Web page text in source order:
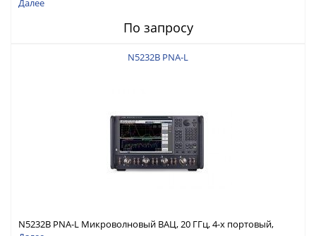
Далее
По запросу
N5232B PNA-L
N5232B PNA-L Микроволновый ВАЦ, 20 ГГц, 4-х портовый,